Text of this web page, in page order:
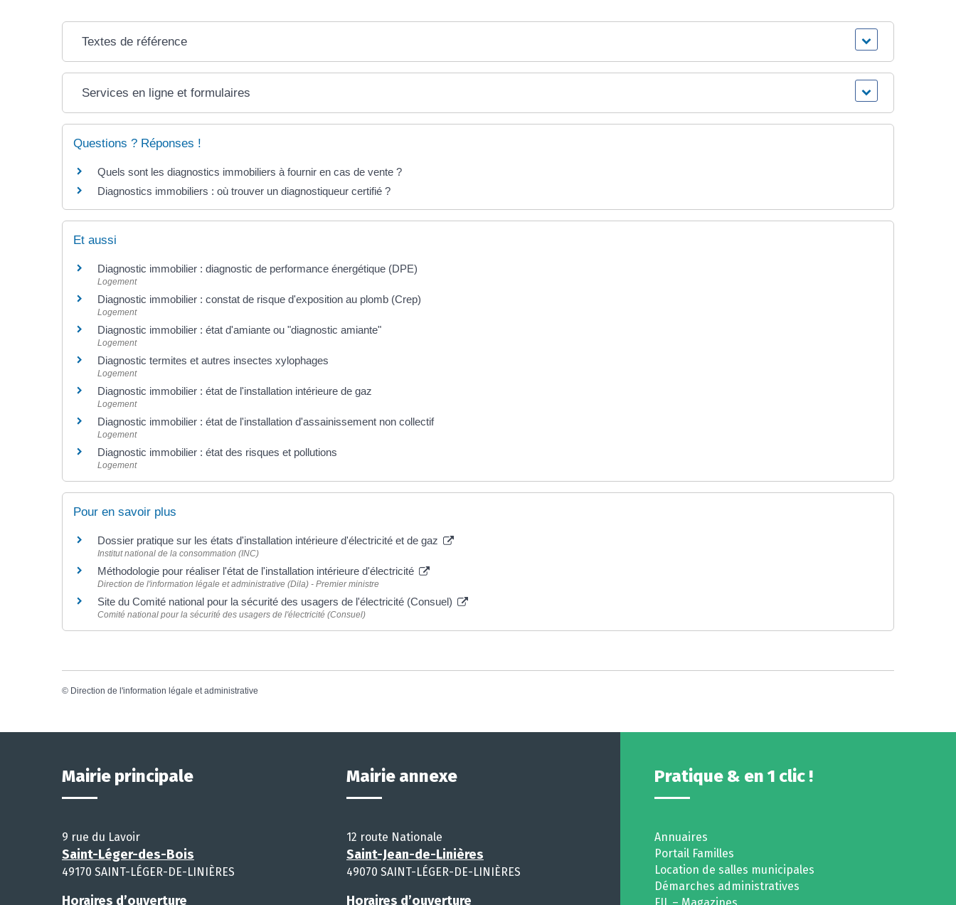
Textes de référence
Services en ligne et formulaires
Questions ? Réponses !
Quels sont les diagnostics immobiliers à fournir en cas de vente ?
Diagnostics immobiliers : où trouver un diagnostiqueur certifié ?
Et aussi
Diagnostic immobilier : diagnostic de performance énergétique (DPE)
Logement
Diagnostic immobilier : constat de risque d'exposition au plomb (Crep)
Logement
Diagnostic immobilier : état d'amiante ou "diagnostic amiante"
Logement
Diagnostic termites et autres insectes xylophages
Logement
Diagnostic immobilier : état de l'installation intérieure de gaz
Logement
Diagnostic immobilier : état de l'installation d'assainissement non collectif
Logement
Diagnostic immobilier : état des risques et pollutions
Logement
Pour en savoir plus
Dossier pratique sur les états d'installation intérieure d'électricité et de gaz
Institut national de la consommation (INC)
Méthodologie pour réaliser l'état de l'installation intérieure d'électricité
Direction de l'information légale et administrative (Dila) - Premier ministre
Site du Comité national pour la sécurité des usagers de l'électricité (Consuel)
Comité national pour la sécurité des usagers de l'électricité (Consuel)
© Direction de l'information légale et administrative
Mairie principale
9 rue du Lavoir
Saint-Léger-des-Bois
49170 SAINT-LÉGER-DE-LINIÈRES
Horaires d’ouverture
Mairie annexe
12 route Nationale
Saint-Jean-de-Linières
49070 SAINT-LÉGER-DE-LINIÈRES
Horaires d’ouverture
Pratique & en 1 clic !
Annuaires
Portail Familles
Location de salles municipales
Démarches administratives